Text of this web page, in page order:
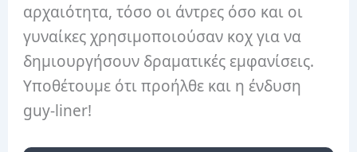
αρχαιότητα, τόσο οι άντρες όσο και οι
γυναίκες χρησιμοποιούσαν κοχ για να
δημιουργήσουν δραματικές εμφανίσεις.
Υποθέτουμε ότι προήλθε και η ένδυση
guy-liner!